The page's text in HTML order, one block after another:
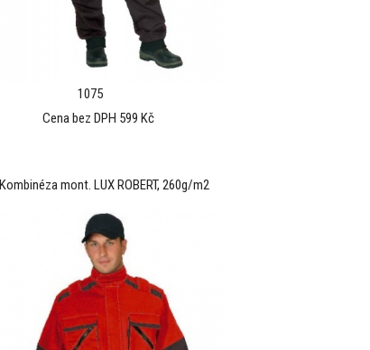
1075
Cena bez DPH 599 Kč
Kombinéza mont. LUX ROBERT, 260g/m2